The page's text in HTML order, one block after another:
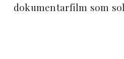
dokumentarfilm som